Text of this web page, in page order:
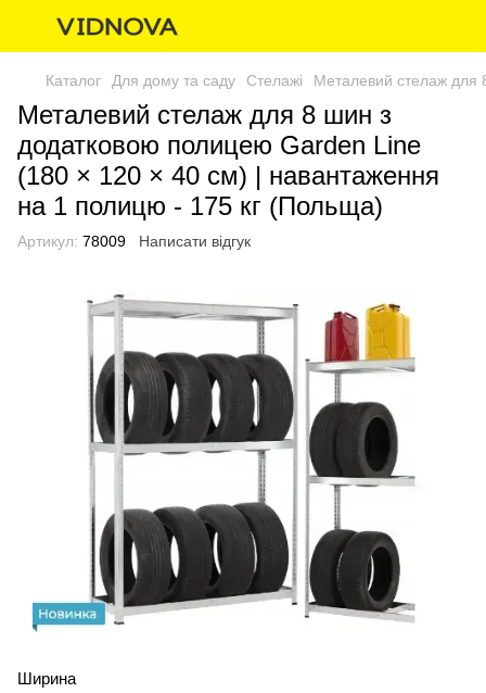
Каталог Для дому та саду Стелажі Металевий стелаж
Металевий стелаж для 8 шин з
додатковою полицею Garden Line
(180 × 120 × 40 см) | навантаження
на 1 полицю - 175 кг (Польща)
Артикул: 78009 Написати відгук
Ширина